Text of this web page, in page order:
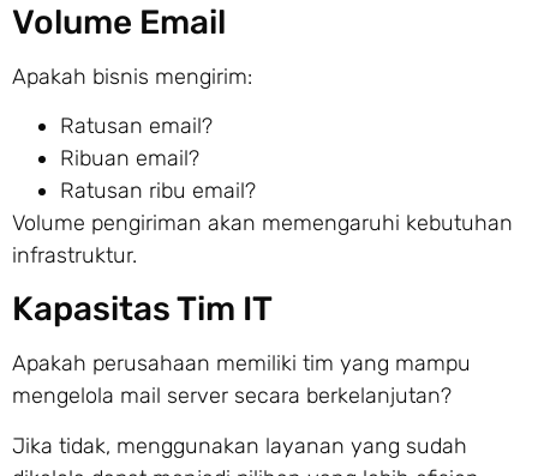
Volume Email
Apakah bisnis mengirim:
Ratusan email?
Ribuan email?
Ratusan ribu email?
Volume pengiriman akan memengaruhi kebutuhan
infrastruktur.
Kapasitas Tim IT
Apakah perusahaan memiliki tim yang mampu
mengelola mail server secara berkelanjutan?
Jika tidak, menggunakan layanan yang sudah